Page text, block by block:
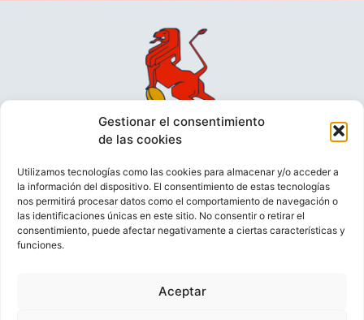
Gestionar el consentimiento
de las cookies
Utilizamos tecnologías como las cookies para almacenar y/o acceder a
la información del dispositivo. El consentimiento de estas tecnologías
nos permitirá procesar datos como el comportamiento de navegación o
las identificaciones únicas en este sitio. No consentir o retirar el
consentimiento, puede afectar negativamente a ciertas características y
funciones.
Aceptar
VIDEOCONFERENCIAS
POLÍTICA DE PRIVACIDAD